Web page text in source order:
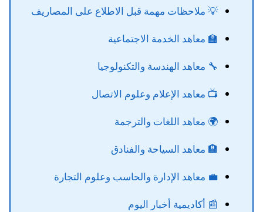
💡 ملاحظات مهمة قبل الاطلاع على المصاريف
🏫 معاهد الخدمة الاجتماعية
🔧 معاهد الهندسة والتكنولوجيا
📺 معاهد الإعلام وعلوم الاتصال
🌍 معاهد اللغات والترجمة
🏨 معاهد السياحة والفنادق
💼 معاهد الإدارة والحاسب وعلوم التجارة
📰 أكاديمية أخبار اليوم